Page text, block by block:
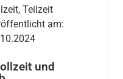
, Teilzeit
am:
und